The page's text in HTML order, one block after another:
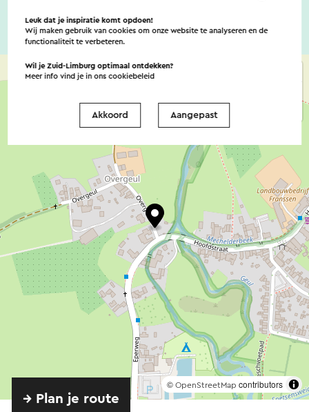
© OpenStreetMap contributors
→ Plan je route
Leuk dat je inspiratie komt opdoen!
Wij maken gebruik van cookies om onze website te analyseren en de
functionaliteit te verbeteren.
Wil je Zuid-Limburg optimaal ontdekken?
Meer info vind je in onscookiebeleid
Akkoord Aangepast